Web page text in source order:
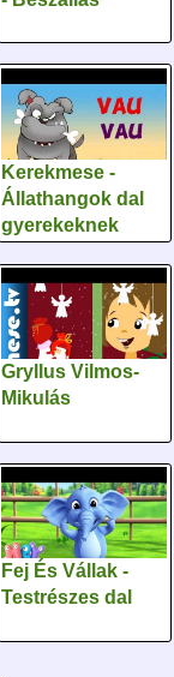
Kerekmese -
Állathangok dal
gyerekeknek
Gryllus Vilmos-
Mikulás
Fej És Vállak -
Testrészes dal